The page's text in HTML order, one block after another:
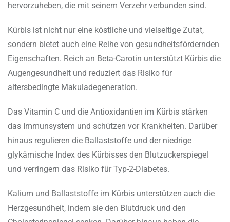
hervorzuheben, die mit seinem Verzehr verbunden sind.
Kürbis ist nicht nur eine köstliche und vielseitige Zutat,
sondern bietet auch eine Reihe von gesundheitsfördernden
Eigenschaften. Reich an Beta-Carotin unterstützt Kürbis die
Augengesundheit und reduziert das Risiko für
altersbedingte Makuladegeneration.
Das Vitamin C und die Antioxidantien im Kürbis stärken
das Immunsystem und schützen vor Krankheiten. Darüber
hinaus regulieren die Ballaststoffe und der niedrige
glykämische Index des Kürbisses den Blutzuckerspiegel
und verringern das Risiko für Typ-2-Diabetes.
Kalium und Ballaststoffe im Kürbis unterstützen auch die
Herzgesundheit, indem sie den Blutdruck und den